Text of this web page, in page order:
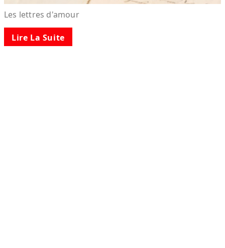
Les lettres d'amour
Lire La Suite